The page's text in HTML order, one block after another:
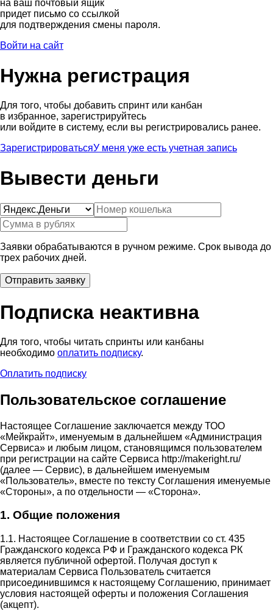
на ваш почтовый ящик
придет письмо со ссылкой
для подтверждения смены пароля.
Войти на сайт
Нужна регистрация
Для того, чтобы добавить спринт или канбан
в избранное, зарегистрируйтесь
или войдите в систему, если вы регистрировались ранее.
ЗарегистрироватьсяУ меня уже есть учетная запись
Вывести деньги
Заявки обрабатываются в ручном режиме. Срок вывода до
трех рабочих дней.
Подписка неактивна
Для того, чтобы читать спринты или канбаны
необходимо оплатить подписку.
Оплатить подписку
Пользовательское соглашение
Настоящее Соглашение заключается между ТОО
«Мейкрайт», именуемым в дальнейшем «Администрация
Сервиса» и любым лицом, становящимся пользователем
при регистрации на сайте Сервиса http://makeright.ru/
(далее — Сервис), в дальнейшем именуемым
«Пользователь», вместе по тексту Соглашения именуемые
«Стороны», а по отдельности — «Сторона».
1. Общие положения
1.1. Настоящее Соглашение в соответствии со ст. 435
Гражданского кодекса РФ и Гражданского кодекса РК
является публичной офертой. Получая доступ к
материалам Сервиса Пользователь считается
присоединившимся к настоящему Соглашению, принимает
условия настоящей оферты и положения Соглашения
(акцепт).